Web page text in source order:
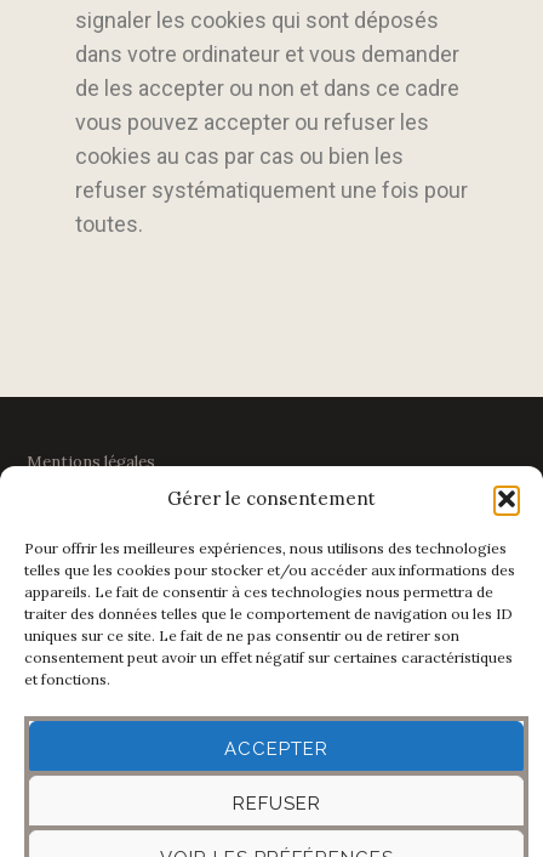
Gérer le consentement
Pour offrir les meilleures expériences, nous utilisons des technologies
telles que les cookies pour stocker et/ou accéder aux informations des
appareils. Le fait de consentir à ces technologies nous permettra de
traiter des données telles que le comportement de navigation ou les ID
uniques sur ce site. Le fait de ne pas consentir ou de retirer son
consentement peut avoir un effet négatif sur certaines caractéristiques
et fonctions.
ACCEPTER
REFUSER
signaler les cookies qui sont déposés
dans votre ordinateur et vous demander
de les accepter ou non et dans ce cadre
vous pouvez accepter ou refuser les
cookies au cas par cas ou bien les
refuser systématiquement une fois pour
toutes.
Mentions légales
LE TERROIR
99 chemin de Clairjoie
74160 PRESILLY